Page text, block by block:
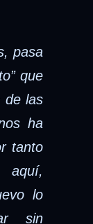
pasa
que
de las
ha
tanto
aquí,
lo
sin